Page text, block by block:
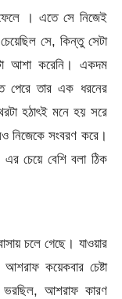
। এতে সে নিজেই
সে, কিন্তু সেটা
আশা করেনি। একদম
পেরে তার এক ধরনের
হঠাৎই মনে হয় সরে
নিজেকে সংবরণ করে।
চেয়ে বেশি বলা ঠিক
চলে গেছে। যাওয়ার
কয়েকবার চেষ্টা
ভরছিল, আশরাফ কারণ